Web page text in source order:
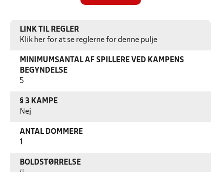
LINK TIL REGLER
Klik her for at se reglerne for denne pulje
MINIMUMSANTAL AF SPILLERE VED KAMPENS
BEGYNDELSE
5
§ 3 KAMPE
Nej
ANTAL DOMMERE
BOLDSTØRRELSE